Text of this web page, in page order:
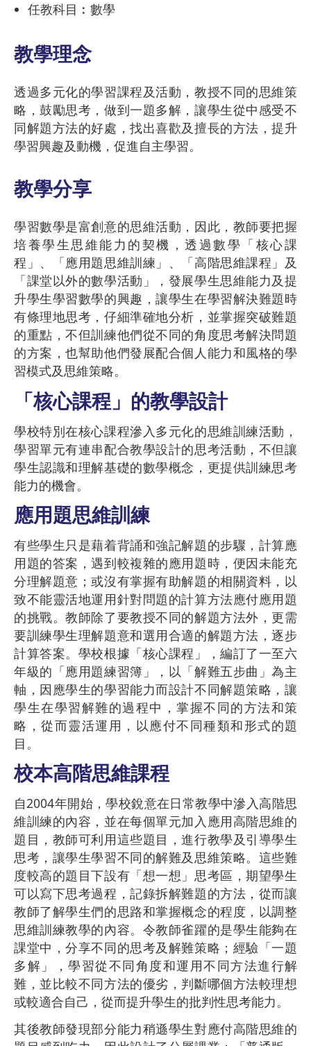
任教科目︰數學
教學理念
透過多元化的學習課程及活動，教授不同的思維策
略，鼓勵思考，做到一題多解，讓學生從中感受不
同解題方法的好處，找出喜歡及擅長的方法，提升
學習興趣及動機，促進自主學習。
教學分享
學習數學是富創意的思維活動，因此，教師要把握
培養學生思維能力的契機，透過數學「核心課
程」、「應用題思維訓練」、「高階思維課程」及
「課堂以外的數學活動」，發展學生思維能力及提
升學生學習數學的興趣，讓學生在學習解決難題時
有條理地思考，仔細準確地分析，並掌握突破難題
的重點，不但訓練他們從不同的角度思考解決問題
的方案，也幫助他們發展配合個人能力和風格的學
習模式及思維策略。
「核心課程」的教學設計
學校特別在核心課程滲入多元化的思維訓練活動，
學習單元有連串配合教學設計的思考活動，不但讓
學生認識和理解基礎的數學概念，更提供訓練思考
能力的機會。
應用題思維訓練
有些學生只是藉着背誦和強記解題的步驟，計算應
用題的答案，遇到較複雜的應用題時，便因未能充
分理解題意；或沒有掌握有助解題的相關資料，以
致不能靈活地運用針對問題的計算方法應付應用題
的挑戰。教師除了要教授不同的解題方法外，更需
要訓練學生理解題意和選用合適的解題方法，逐步
計算答案。學校根據「核心課程」，編訂了一至六
年級的「應用題練習簿」，以「解難五步曲」為主
軸，因應學生的學習能力而設計不同解題策略，讓
學生在學習解難的過程中，掌握不同的方法和策
略，從而靈活運用，以應付不同種類和形式的題
目。
校本高階思維課程
自2004年開始，學校銳意在日常教學中滲入高階思
維訓練的內容，並在每個單元加入應用高階思維的
題目，教師可利用這些題目，進行教學及引導學生
思考，讓學生學習不同的解難及思維策略。這些難
度較高的題目下設有「想一想」思考區，期望學生
可以寫下思考過程，記錄拆解難題的方法，從而讓
教師了解學生們的思路和掌握概念的程度，以調整
思維訓練教學的內容。令教師雀躍的是學生能夠在
課堂中，分享不同的思考及解難策略；經驗「一題
多解」，學習從不同角度和運用不同方法進行解
難，並比較不同方法的優劣，判斷哪個方法較理想
或較適合自己，從而提升學生的批判性思考能力。
其後教師發現部分能力稍遜學生對應付高階思維的